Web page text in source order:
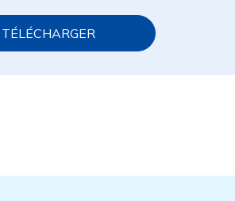
TÉLÉCHARGER